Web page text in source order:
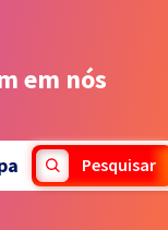
em nós
Pesquisar